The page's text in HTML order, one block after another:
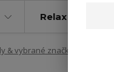
Relax & Úleva
& vybrané značky